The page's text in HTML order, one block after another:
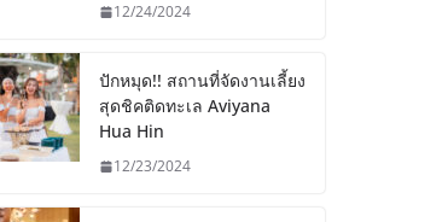
12/24/2024
ปักหมุด!! สถานที่จัดงานเลี้ยง
สุดชิคติดทะเล Aviyana
Hua Hin
12/23/2024